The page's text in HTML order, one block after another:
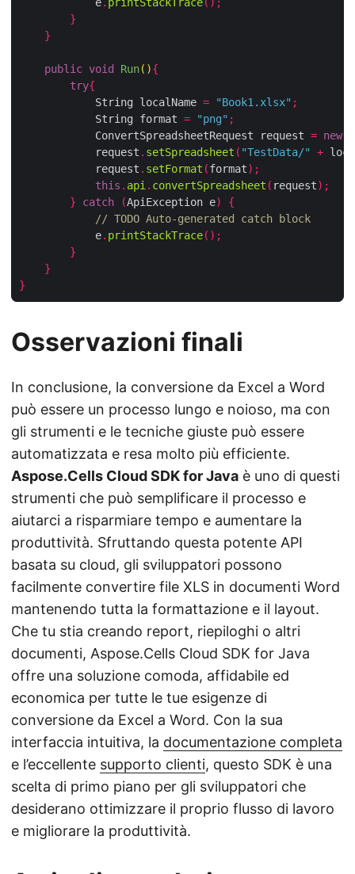
}
}
public void Run(){
try{
            String localName
= "Book1.xlsx" ;
            String format
= "png" ;
            ConvertSpreadsheetRequest request
= new
            request
. setSpreadsheet ( "TestData/" +
            request
. setFormat (format);
this . api . convertSpreadsheet ( request);
}
catch (ApiException e)
{
// TODO Auto-generated catch block
            e
. printStackTrace();
}
}
}
Osservazioni finali
In conclusione, la conversione da Excel a Word
può essere un processo lungo e noioso, ma con
gli strumenti e le tecniche giuste può essere
automatizzata e resa molto più efficiente.
Aspose.Cells Cloud SDK for Java è uno di questi
strumenti che può semplificare il processo e
aiutarci a risparmiare tempo e aumentare la
produttività. Sfruttando questa potente API
basata su cloud, gli sviluppatori possono
facilmente convertire file XLS in documenti Word
mantenendo tutta la formattazione e il layout.
Che tu stia creando report, riepiloghi o altri
documenti, Aspose.Cells Cloud SDK for Java
offre una soluzione comoda, affidabile ed
economica per tutte le tue esigenze di
conversione da Excel a Word. Con la sua
interfaccia intuitiva, la documentazione completa
e l’eccellente supporto clienti, questo SDK è una
scelta di primo piano per gli sviluppatori che
desiderano ottimizzare il proprio flusso di lavoro
e migliorare la produttività.